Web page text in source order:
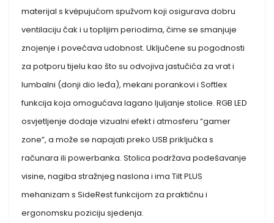
materijal s kvėpujućom spužvom koji osigurava dobru
ventilaciju čak i u toplijim periodima, čime se smanjuje
znojenje i povećava udobnost. Uključene su pogodnosti
za potporu tijelu kao što su odvojiva jastučića za vrat i
lumbalni (donji dio leđa), mekani porankovi i Softlex
funkcija koja omogućava lagano ljuljanje stolice. RGB LED
osvjetljenje dodaje vizualni efekt i atmosferu “gamer
zone”, a može se napajati preko USB priključka s
računara ili powerbanka. Stolica podržava podešavanje
visine, nagiba stražnjeg naslona i ima Tilt PLUS
mehanizam s SideRest funkcijom za praktičnu i
ergonomsku poziciju sjedenja.